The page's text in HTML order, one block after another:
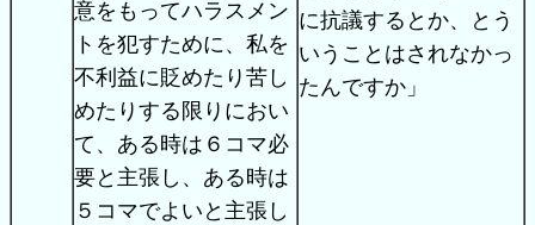
意をもってハラスメン
トを犯すために、私を
不利益に貶めたり苦し
めたりする限りにおい
て、ある時は６コマ必
要と主張し、ある時は
５コマでよいと主張し
に抗議するとか、とう
いうことはされなかっ
たんですか」